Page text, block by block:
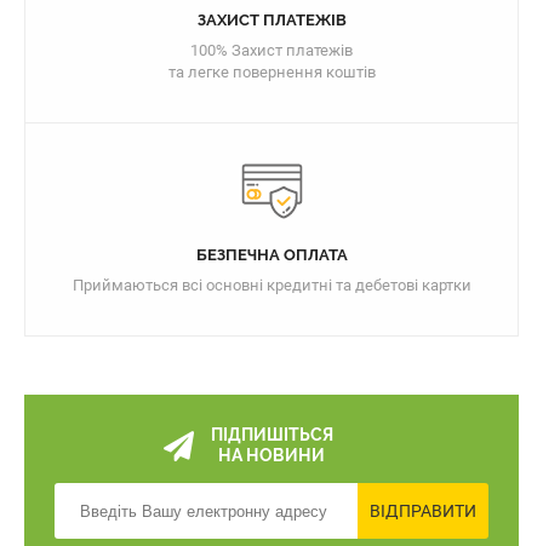
ЗАХИСТ ПЛАТЕЖІВ
100% Захист платежів
та легке повернення коштів
БЕЗПЕЧНА ОПЛАТА
Приймаються всі основні кредитні та дебетові картки
ПІДПИШІТЬСЯ
НА НОВИНИ
ВІДПРАВИТИ